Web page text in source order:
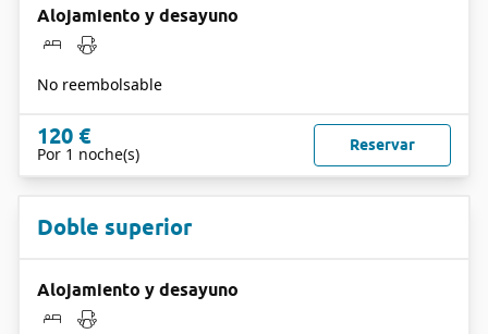
Alojamiento y desayuno
No reembolsable
120 €
Por 1 noche(s) Reservar
Doble superior
Alojamiento y desayuno